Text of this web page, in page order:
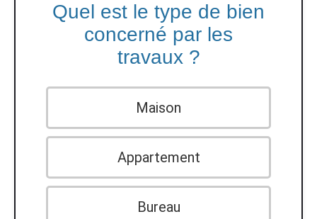
Quel est le type de bien
concerné par les
travaux ?
Maison
Appartement
Bureau